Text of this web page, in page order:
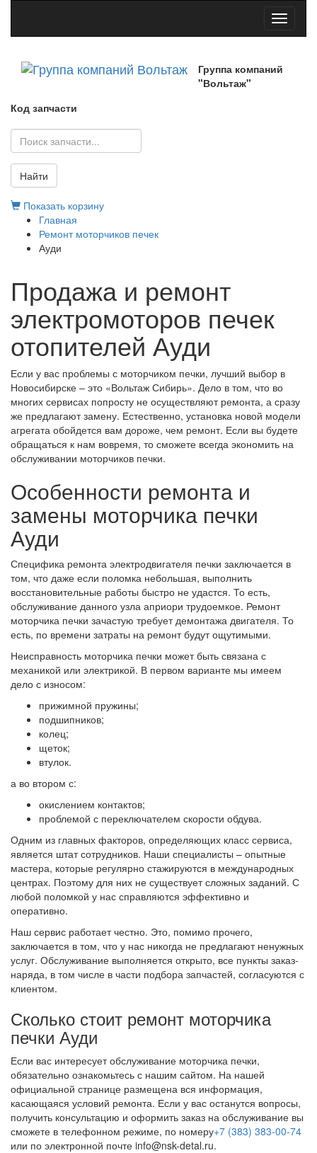
Toggle
Группа компаний
"Вольтаж"
Код запчасти
Найти
Показать корзину
Главная
Ремонт моторчиков печек
Ауди
Продажа и ремонт
электромоторов печек
отопителей Ауди
Если у вас проблемы с моторчиком печки, лучший выбор в
Новосибирске – это «Вольтаж Сибирь». Дело в том, что во
многих сервисах попросту не осуществляют ремонта, а сразу
же предлагают замену. Естественно, установка новой модели
агрегата обойдется вам дороже, чем ремонт. Если вы будете
обращаться к нам вовремя, то сможете всегда экономить на
обслуживании моторчиков печки.
Особенности ремонта и
замены моторчика печки
Ауди
Специфика ремонта электродвигателя печки заключается в
том, что даже если поломка небольшая, выполнить
восстановительные работы быстро не удастся. То есть,
обслуживание данного узла априори трудоемкое. Ремонт
моторчика печки зачастую требует демонтажа двигателя. То
есть, по времени затраты на ремонт будут ощутимыми.
Неисправность моторчика печки может быть связана с
механикой или электрикой. В первом варианте мы имеем
дело с износом:
прижимной пружины;
подшипников;
колец;
щеток;
втулок.
а во втором с:
окислением контактов;
проблемой с переключателем скорости обдува.
Одним из главных факторов, определяющих класс сервиса,
является штат сотрудников. Наши специалисты – опытные
мастера, которые регулярно стажируются в международных
центрах. Поэтому для них не существует сложных заданий. С
любой поломкой у нас справляются эффективно и
оперативно.
Наш сервис работает честно. Это, помимо прочего,
заключается в том, что у нас никогда не предлагают ненужных
услуг. Обслуживание выполняется открыто, все пункты заказ-
наряда, в том числе в части подбора запчастей, согласуются с
клиентом.
Сколько стоит ремонт моторчика
печки Ауди
Если вас интересует обслуживание моторчика печки,
обязательно ознакомьтесь с нашим сайтом. На нашей
официальной странице размещена вся информация,
касающаяся условий ремонта. Если у вас останутся вопросы,
получить консультацию и оформить заказ на обслуживание вы
сможете в телефонном режиме, по номеру+7 (383) 383-00-74
или по электронной почте info@nsk-detal.ru.